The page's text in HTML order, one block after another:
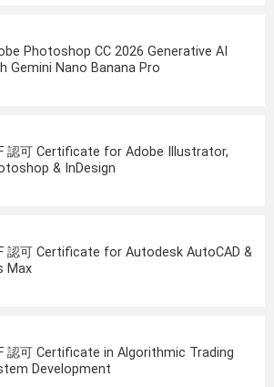
Photoshop CC 2026 Generative AI
Gemini Nano Banana Pro
認可 Certificate for Adobe Illustrator,
& InDesign
認可 Certificate for Autodesk AutoCAD &
Max
認可 Certificate in Algorithmic Trading
Development